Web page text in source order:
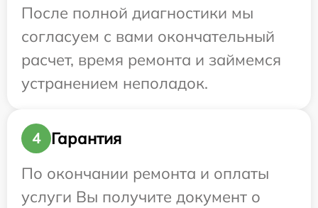
После полной диагностики мы
согласуем с вами окончательный
расчет, время ремонта и займемся
устранением неполадок.
4
Гарантия
По окончании ремонта и оплаты
услуги Вы получите документ о